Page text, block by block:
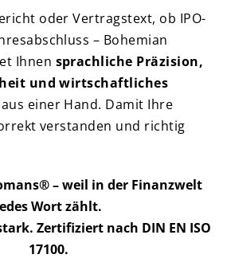
oder Vertragstext, ob IPO-
– Bohemian
Ihnen sprachliche Präzision,
und wirtschaftliches
aus einer Hand. Damit Ihre
verstanden und richtig
– weil in der Finanzwelt
Wort zählt.
Zertifiziert nach DIN EN ISO
17100.